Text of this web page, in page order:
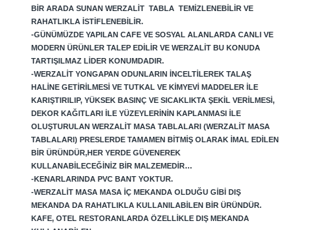
BIR ARADA SUNAN WERZALIT TABLA TEMIZLENEBILIR VE
RAHATLIKLA ISTIFLENEBILIR.
-GÜNÜMÜZDE YAPILAN CAFE VE SOSYAL ALANLARDA CANLI VE
MODERN ÜRÜNLER TALEP EDILIR VE WERZALIT BU KONUDA
TARTIŞILMAZ LIDER KONUMDADIR.
-WERZALIT YONGAPAN ODUNLARIN INCELTILEREK TALAŞ
HALINE GETIRILMESI VE TUTKAL VE KIMYEVI MADDELER ILE
KARIŞTIRILIP, YÜKSEK BASINÇ VE SICAKLIKTA ŞEKIL VERILMESI,
DEKOR KAĞITLARI ILE YÜZEYLERININ KAPLANMASI ILE
OLUŞTURULAN WERZALIT MASA TABLALARI (WERZALIT MASA
TABLALARI) PRESLERDE TAMAMEN BITMIŞ OLARAK IMAL EDILEN
BIR ÜRÜNDÜR,HER YERDE GÜVENEREK
KULLANABILECEĞINIZ BIR MALZEMEDIR…
-KENARLARINDA PVC BANT YOKTUR.
-WERZALIT MASA MASA IÇ MEKANDA OLDUĞU GIBI DIŞ
MEKANDA DA RAHATLIKLA KULLANILABILEN BIR ÜRÜNDÜR.
KAFE, OTEL RESTORANLARDA ÖZELLIKLE DIŞ MEKANDA